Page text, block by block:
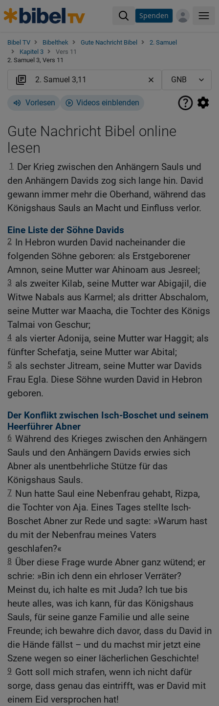
Spenden
Bibel TV Bibelthek Gute Nachricht Bibel
2. Samuel
Kapitel 3
Vers 11
2. Samuel 3, Vers 11
Vorlesen Videos einblenden
Gute Nachricht Bibel online
lesen
1 Der Krieg zwischen den Anhängern Sauls und
den Anhängern Davids zog sich lange hin. David
gewann immer mehr die Oberhand, während das
Königshaus Sauls an Macht und Einfluss verlor.
Eine Liste der Söhne Davids
2 In Hebron wurden David nacheinander die
folgenden Söhne geboren: als Erstgeborener
Amnon, seine Mutter war Ahinoam aus Jesreel;
3 als zweiter Kilab, seine Mutter war Abigajil, die
Witwe Nabals aus Karmel; als dritter Abschalom,
seine Mutter war Maacha, die Tochter des Königs
Talmai von Geschur;
4 als vierter Adonija, seine Mutter war Haggit; als
fünfter Schefatja, seine Mutter war Abital;
5 als sechster Jitream, seine Mutter war Davids
Frau Egla. Diese Söhne wurden David in Hebron
geboren.
Der Konflikt zwischen Isch-Boschet und seinem
Heerführer Abner
6 Während des Krieges zwischen den Anhängern
Sauls und den Anhängern Davids erwies sich
Abner als unentbehrliche Stütze für das
Königshaus Sauls.
7 Nun hatte Saul eine Nebenfrau gehabt, Rizpa,
die Tochter von Aja. Eines Tages stellte Isch-
Boschet Abner zur Rede und sagte: »Warum hast
du mit der Nebenfrau meines Vaters
geschlafen?«
8 Über diese Frage wurde Abner ganz wütend; er
schrie: »Bin ich denn ein ehrloser Verräter?
Meinst du, ich halte es mit Juda? Ich tue bis
heute alles, was ich kann, für das Königshaus
Sauls, für seine ganze Familie und alle seine
Freunde; ich bewahre dich davor, dass du David in
die Hände fällst – und du machst mir jetzt eine
Szene wegen so einer lächerlichen Geschichte!
9 Gott soll mich strafen, wenn ich nicht dafür
sorge, dass genau das eintrifft, was er David mit
einem Eid versprochen hat!